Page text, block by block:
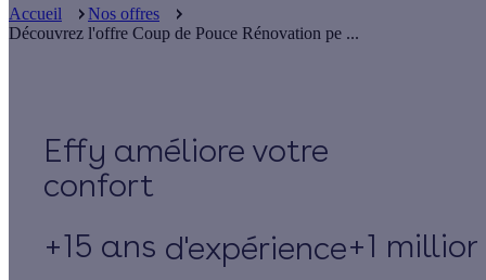
Accueil
Nos offres
Découvrez l'offre Coup de Pouce Rénovation pe ...
Effy
+15 ans d'expérience+1